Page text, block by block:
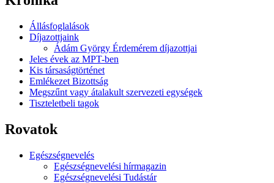
Állásfoglalások
Díjazottjaink
Ádám György Érdemérem díjazottjai
Jeles évek az MPT-ben
Kis társaságtörténet
Emlékezet Bizottság
Megszűnt vagy átalakult szervezeti egységek
Tiszteletbeli tagok
Rovatok
Egészségnevelés
Egészségnevelési hírmagazin
Egészségnevelési Tudástár